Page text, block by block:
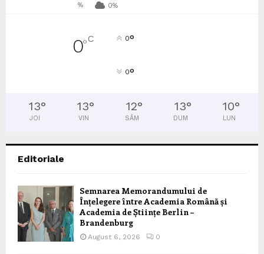
% 0%
0°C 0°
0°
13°
JOI
13°
VIN
12°
SÂM
13°
DUM
10°
LUN
Editoriale
Semnarea Memorandumului de
Înțelegere între Academia Română și
Academia de Științe Berlin –
Brandenburg
August 6, 2026 0